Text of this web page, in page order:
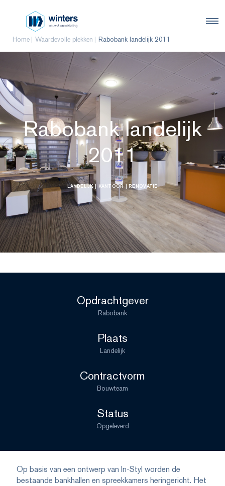
Home Waardevolle plekken Rabobank landelijk 2011
Rabobank landelijk
2011
LANDELIJK| KANTOOR | RENOVATIE
Opdrachtgever
Rabobank
Plaats
Landelijk
Contractvorm
Bouwteam
Status
Opgeleverd
Op basis van een ontwerp van In-Styl worden de
bestaande bankhallen en spreekkamers heringericht. Het